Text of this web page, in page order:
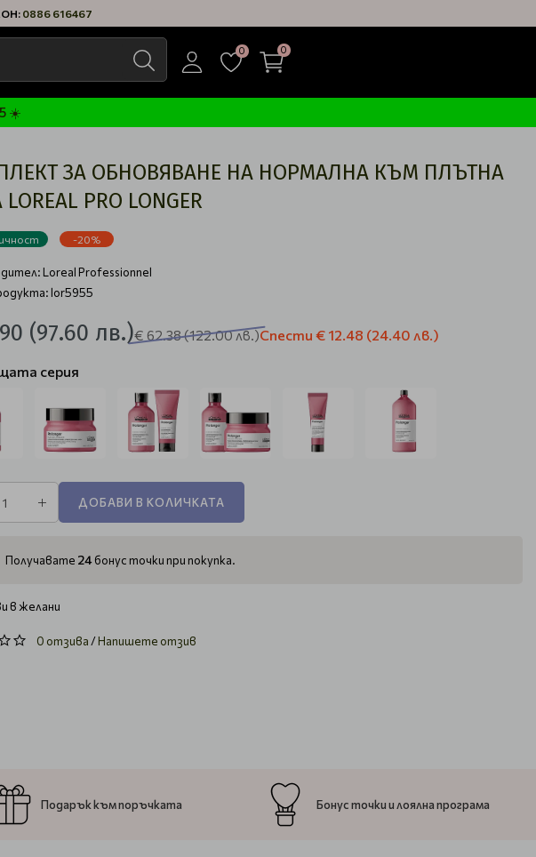
0886 616467
0 0
☀️
ЗА ОБНОВЯВАНЕ НА НОРМАЛНА КЪМ ПЛЪТНА
PRO LONGER
-20%
Loreal Professionnel
lor5955
(97.60 лв.)€ 62.38(122.00 лв.)Спести € 12.48 (24.40 лв.)
серия
ДОБАВИ В КОЛИЧКАТА
Получавате 24бонус точки при покупка.
в желани
0 отзива/Напишете отзив
Подарък към поръчката Бонус точки и лоялна програма